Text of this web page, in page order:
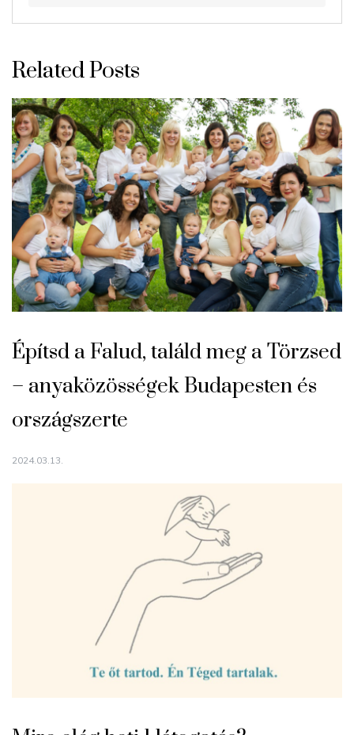
Related Posts
Építsd a Falud, találd meg a Törzsed
– anyaközösségek Budapesten és
országszerte
2024.03.13.